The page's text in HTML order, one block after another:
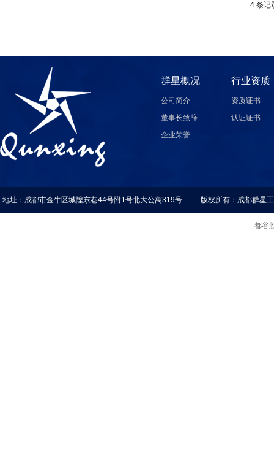
4 条记
群星概况
公司简介
董事长致辞
企业荣誉
行业资质
资质证书
认证证书
地址：成都市金牛区城隍东巷44号附1号北大公寓319号 版权所有：成都群星
都谷